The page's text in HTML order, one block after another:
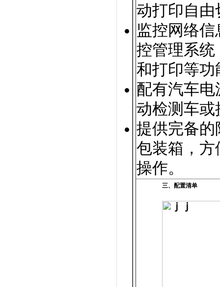
动打印自由
监控网络
控管理系统
和打印等功
配有汽车
动检测车或
提供完备的
包装箱，方
操作。
三、配置清单